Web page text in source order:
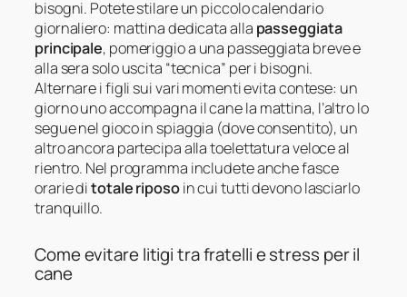
bisogni. Potete stilare un piccolo calendario
giornaliero: mattina dedicata alla passeggiata
principale, pomeriggio a una passeggiata breve e
alla sera solo uscita “tecnica” per i bisogni.
Alternare i figli sui vari momenti evita contese: un
giorno uno accompagna il cane la mattina, l’altro lo
segue nel gioco in spiaggia (dove consentito), un
altro ancora partecipa alla toelettatura veloce al
rientro. Nel programma includete anche fasce
orarie ditotale riposoin cui tutti devono lasciarlo
tranquillo.
Come evitare litigi tra fratelli e stress per il
cane